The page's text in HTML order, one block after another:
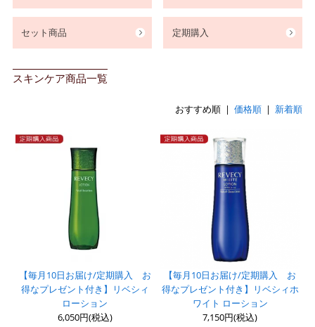
セット商品 定期購入
スキンケア商品一覧
おすすめ順 |価格順 | 新着順
【毎月10日お届け/定期購入 お
得なプレゼント付き】リベシィ
ローション
6,050円(税込)
【毎月10日お届け/定期購入 お
得なプレゼント付き】リベシィホ
ワイト ローション
7,150円(税込)